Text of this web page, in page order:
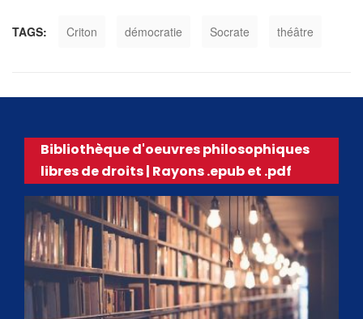
TAGS: Criton démocratie Socrate théâtre
Bibliothèque d'oeuvres philosophiques
libres de droits | Rayons .epub et .pdf